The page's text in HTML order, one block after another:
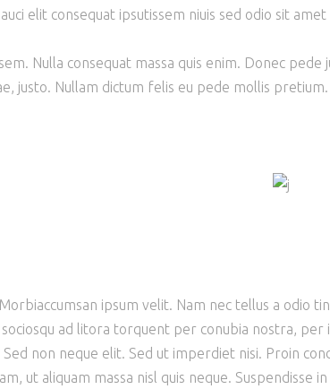
elit consequat ipsutissem niuis sed odio sit amet
Nulla consequat massa quis enim. Donec
justo. Nullam dictum felis eu pede mollis
ipsum velit. Nam nec tellus a odio
ad litora torquent per conubia nostra,
non neque elit. Sed ut imperdiet nisi. Proin
ut aliquam massa nisl quis neque. Suspendisse